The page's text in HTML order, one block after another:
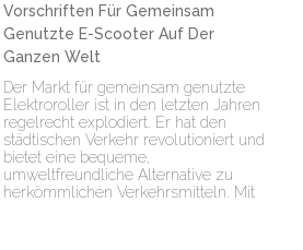
Vorschriften Für Gemeinsam
Genutzte E-Scooter Auf Der
Ganzen Welt
Der Markt für gemeinsam genutzte
Elektroroller ist in den letzten Jahren
regelrecht explodiert. Er hat den
städtischen Verkehr revolutioniert und
bietet eine bequeme,
umweltfreundliche Alternative zu
herkömmlichen Verkehrsmitteln. Mit